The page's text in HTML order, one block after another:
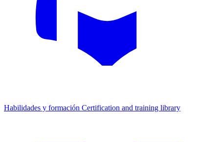
Habilidades y formación Certification and training library